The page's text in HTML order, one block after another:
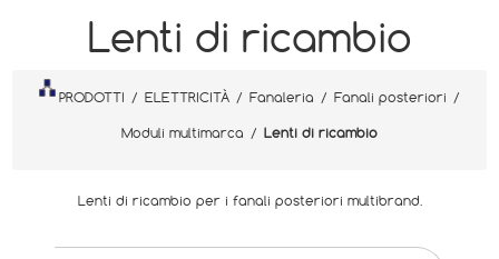
Lenti di ricambio
PRODOTTI / ELETTRICITÀ / Fanaleria / Fanali posteriori /
Moduli multimarca / Lenti di ricambio
Lenti di ricambio per i fanali posteriori multibrand.